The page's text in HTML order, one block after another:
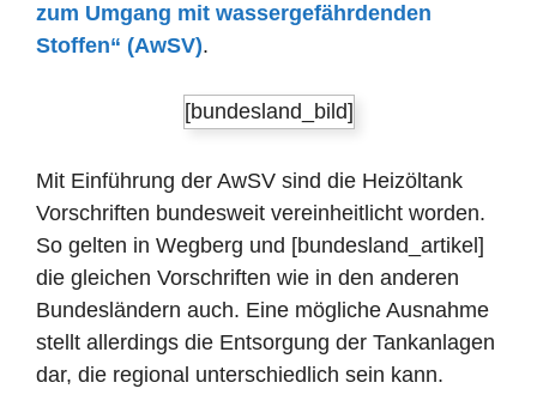
zum Umgang mit wassergefährdenden
Stoffen“ (AwSV).
[bundesland_bild]
Mit Einführung der AwSV sind die Heizöltank
Vorschriften bundesweit vereinheitlicht worden.
So gelten in Wegberg und [bundesland_artikel]
die gleichen Vorschriften wie in den anderen
Bundesländern auch. Eine mögliche Ausnahme
stellt allerdings die Entsorgung der Tankanlagen
dar, die regional unterschiedlich sein kann.